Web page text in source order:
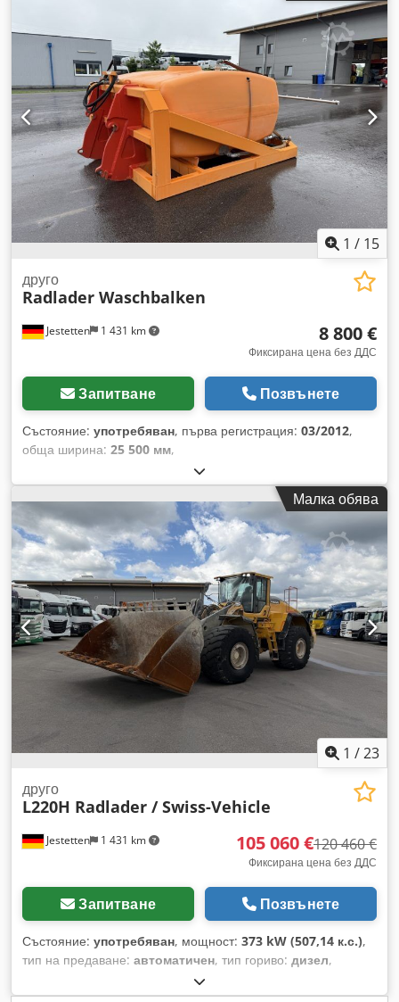
1 / 15
Jestetten 1 431 km
друго
Radlader Waschbalken
8 800 €
Фиксирана цена без ДДС
Запитване Позвънете
Състояние: употребяван, първа регистрация: 03/2012,
обща ширина: 25 500 мм,
Малка обява
1 /23
Jestetten 1 431 km
друго
L220H Radlader / Swiss-Vehicle
105 060 €120 460 €
Фиксирана цена без ДДС
Запитване Позвънете
Състояние: употребяван, мощност: 373 kW (507,14 к.с.),
тип на предаване: автоматичен, тип гориво: дизел,
35 500 кг
R 25 / 5mm, конфигурация на осите:4x4, първа